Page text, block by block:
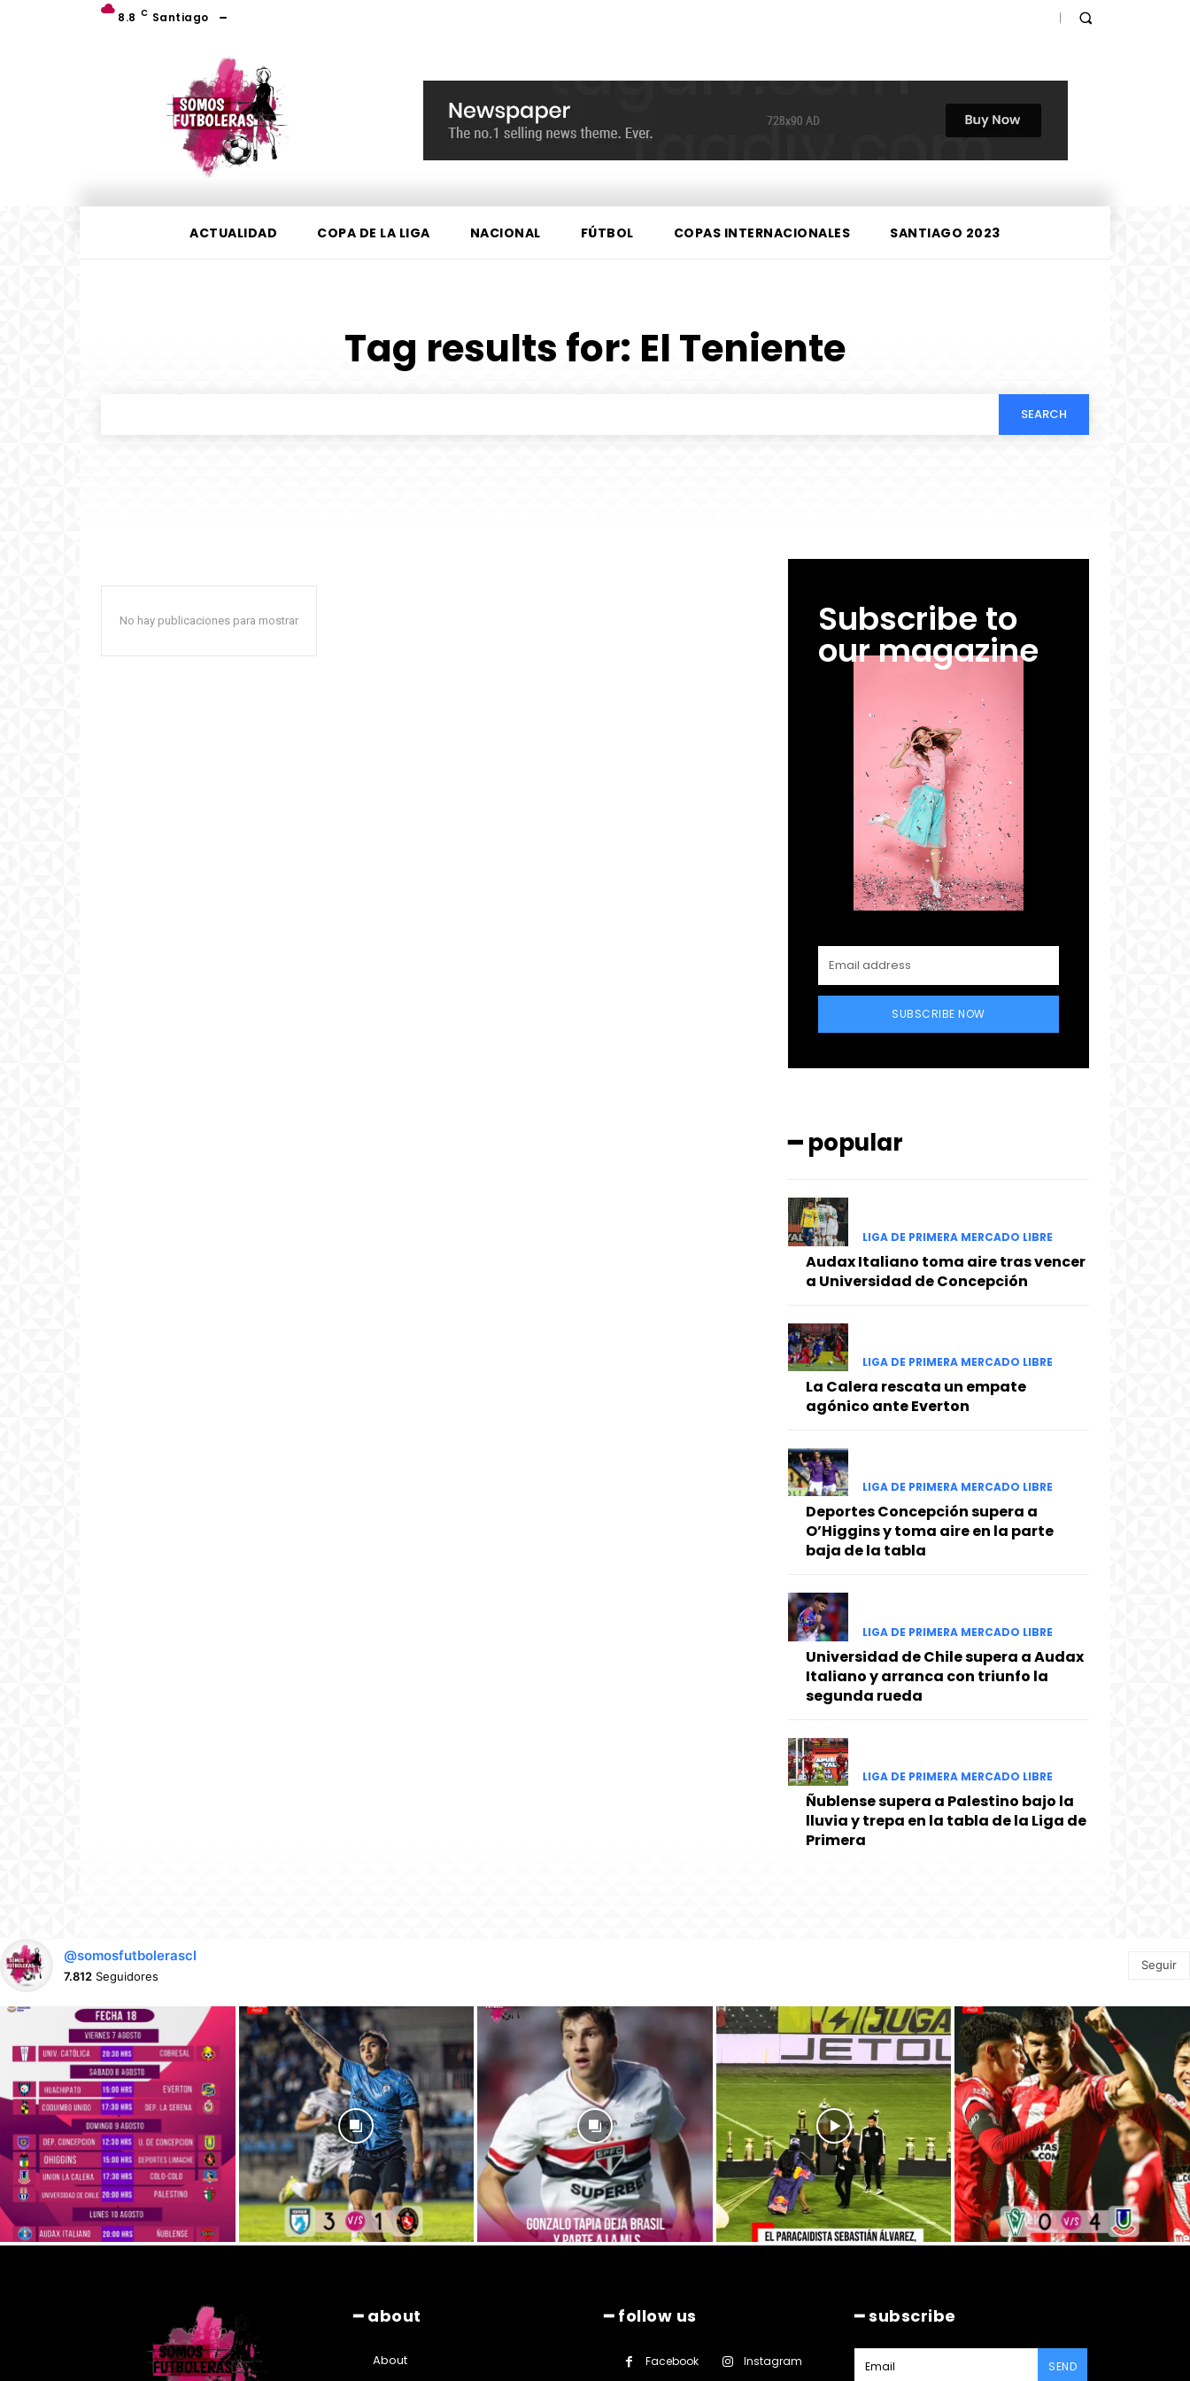
8.8 C Santiago
ACTUALIDAD COPA DE LA LIGA NACIONAL FÚTBOL COPAS INTERNACIONALES SANTIAGO 2023
Tag results for: El Teniente
SEARCH
No hay publicaciones para mostrar Subscribe to
our magazine
SUBSCRIBE NOW
━ popular
LIGA DE PRIMERA MERCADO LIBRE
Audax Italiano toma aire tras vencer
a Universidad de Concepción
LIGA DE PRIMERA MERCADO LIBRE
La Calera rescata un empate
agónico ante Everton
LIGA DE PRIMERA MERCADO LIBRE
Deportes Concepción supera a
O’Higgins y toma aire en la parte
baja de la tabla
LIGA DE PRIMERA MERCADO LIBRE
Universidad de Chile supera a Audax
Italiano y arranca con triunfo la
segunda rueda
LIGA DE PRIMERA MERCADO LIBRE
Ñublense supera a Palestino bajo la
lluvia y trepa en la tabla de la Liga de
Primera
@somosfutbolerascl
7.812 Seguidores
Seguir
━ about
About
━ follow us
Facebook Instagram
━ subscribe
SEND